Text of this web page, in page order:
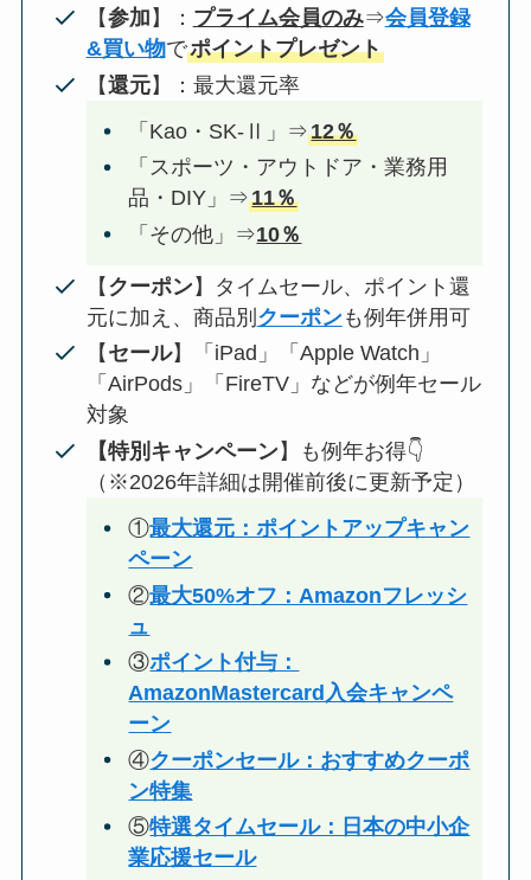
【参加 】： プライム会員のみ⇒会員登録
&買い物でポイントプレゼント
【還元】：最大還元率
「Kao・SK-Ⅱ」⇒12％
「スポーツ・アウトドア・業務用
品・DIY」⇒11％
「その他」⇒10％
【 クーポン】タイムセール、ポイント還
元に加え、商品別 クーポンも例年併用可
【 セール】「iPad」「Apple Watch」
「AirPods」「FireTV」などが例年セール
対象
【特別キャンペーン】も例年お得👇
（※2026年詳細は開催前後に更新予定）
①最大還元：ポイントアップキャン
ペーン
②最大50%オフ：Amazonフレッシ
ュ
③ポイント付与：
AmazonMastercard入会キャンペ
ーン
④クーポンセール：おすすめクーポ
ン特集
⑤特選タイムセール：日本の中小企
業応援セール